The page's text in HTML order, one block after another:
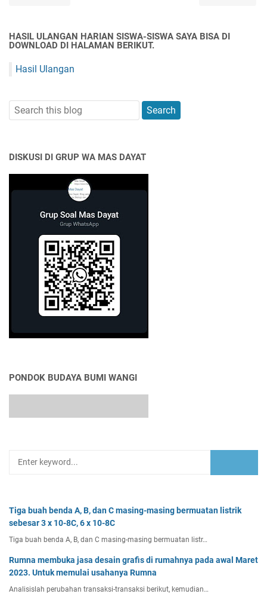
HASIL ULANGAN HARIAN SISWA-SISWA SAYA BISA DI
DOWNLOAD DI HALAMAN BERIKUT.
Hasil Ulangan
DISKUSI DI GRUP WA MAS DAYAT
PONDOK BUDAYA BUMI WANGI
Tiga buah benda A, B, dan C masing-masing bermuatan listrik
sebesar 3 x 10-8C, 6 x 10-8C
Tiga buah benda A, B, dan C masing-masing bermuatan listr…
Rumna membuka jasa desain grafis di rumahnya pada awal Maret
2023. Untuk memulai usahanya Rumna
Analisislah perubahan transaksi-transaksi berikut, kemudian…